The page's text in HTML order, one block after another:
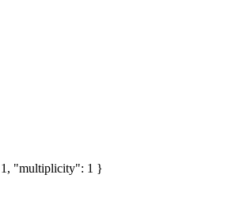
"multiplicity": 1 }